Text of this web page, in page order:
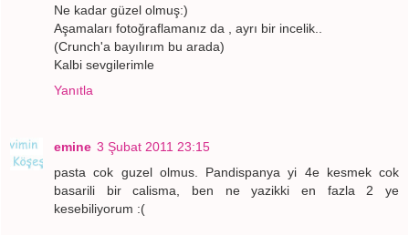
Ne kadar güzel olmuş:)
Aşamaları fotoğraflamanız da , ayrı bir incelik..
(Crunch'a bayılırım bu arada)
Kalbi sevgilerimle
Yanıtla
emine 3 Şubat 2011 23:15
pasta cok guzel olmus. Pandispanya yi 4e kesmek cok
basarili bir calisma, ben ne yazikki en fazla 2 ye
kesebiliyorum :(